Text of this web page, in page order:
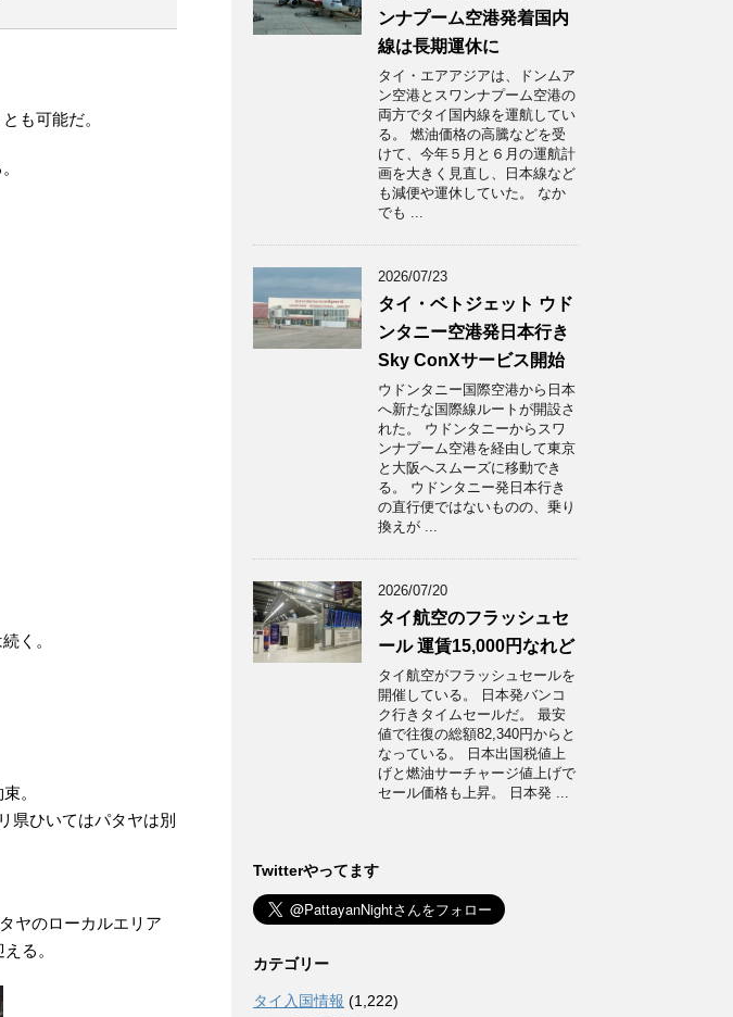
も可能だ。
く。
。
県ひいてはパタヤは別
ヤのローカルエリア
る。
ンナプーム空港発着国内
線は長期運休に
タイ・エアアジアは、ドンムア
ン空港とスワンナプーム空港の
両方でタイ国内線を運航してい
る。 燃油価格の高騰などを受
けて、今年５月と６月の運航計
画を大きく見直し、日本線など
も減便や運休していた。 なか
でも ...
2026/07/23
タイ・ベトジェット ウド
ンタニー空港発日本行き
Sky ConXサービス開始
ウドンタニー国際空港から日本
へ新たな国際線ルートが開設さ
れた。 ウドンタニーからスワ
ンナプーム空港を経由して東京
と大阪へスムーズに移動でき
る。 ウドンタニー発日本行き
の直行便ではないものの、乗り
換えが ...
2026/07/20
タイ航空のフラッシュセ
ール 運賃15,000円なれど
タイ航空がフラッシュセールを
開催している。 日本発バンコ
ク行きタイムセールだ。 最安
値で往復の総額82,340円からと
なっている。 日本出国税値上
げと燃油サーチャージ値上げで
セール価格も上昇。 日本発 ...
Twitterやってます
カテゴリー
タイ入国情報 (1,222)